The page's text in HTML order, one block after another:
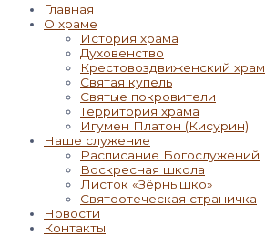
Главная
О храме
История храма
Духовенство
Крестовоздвиженский храм
Святая купель
Святые покровители
Территория храма
Игумен Платон (Кисурин)
Наше служение
Расписание Богослужений
Воскресная школа
Листок «Зёрнышко»
Святоотеческая страничка
Новости
Контакты